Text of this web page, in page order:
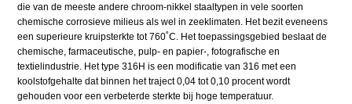
die van de meeste andere chroom-nikkel staaltypen in vele soorten
chemische corrosieve milieus als wel in zeeklimaten. Het bezit eveneens
een superieure kruipsterkte tot 760˚C. Het toepassingsgebied beslaat de
chemische, farmaceutische, pulp- en papier-, fotografische en
textielindustrie. Het type 316H is een modificatie van 316 met een
koolstofgehalte dat binnen het traject 0,04 tot 0,10 procent wordt
gehouden voor een verbeterde sterkte bij hoge temperatuur.